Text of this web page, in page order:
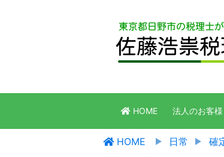
HOME 法人のお客様
HOME 日常
確